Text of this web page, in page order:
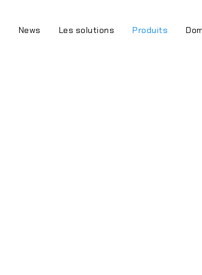
News Les solutions Produits